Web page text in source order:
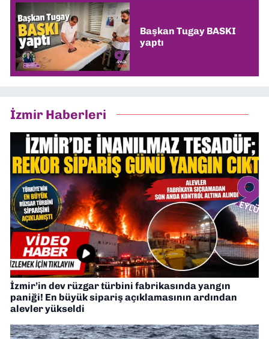
Başkan Tugay BASKI
yaptı
İzmir Haberleri
İzmir’in dev rüzgar türbini fabrikasında yangın
paniği! En büyük sipariş açıklamasının ardından
alevler yükseldi